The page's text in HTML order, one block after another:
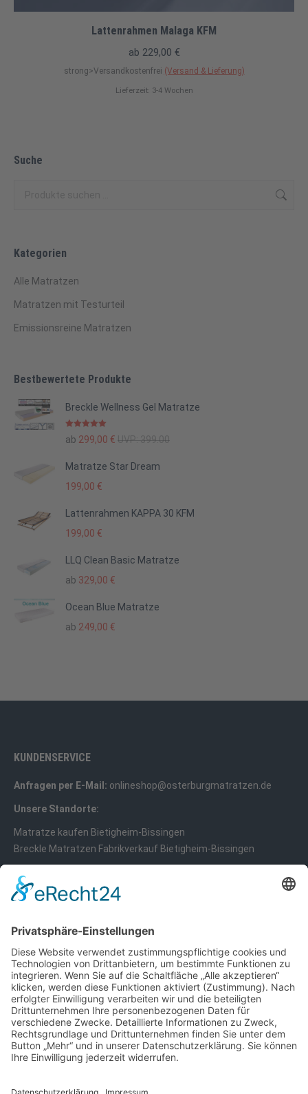
Lattenrahmen Malaga KFM
ab 229,00 €
strong>Versandkostenfrei (Versand & Lieferung)
Lieferzeit: 3-4 Wochen
Suche
Kategorien
Alle Matratzen
Matratzen mit Testurteil
Emissionsreine Matratzen
Bestbewertete Produkte
Breckle Wellness Gel Matratze
Bewertet mit
5.00von 5
ab 299,00 € UVP: 399.00
Matratze Star Dream
199,00 €
Lattenrahmen KAPPA 30 KFM
199,00 €
LLQ Clean Basic Matratze
ab 329,00 €
Ocean Blue Matratze
ab 249,00 €
KUNDENSERVICE
Anfragen per E-Mail: onlineshop@osterburgmatratzen.de
Unsere Standorte:
Matratze kaufen Bietigheim-Bissingen
Breckle Matratzen Fabrikverkauf Bietigheim-Bissingen